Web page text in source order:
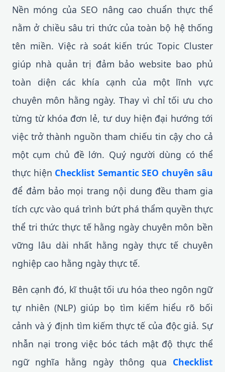
Nền móng của SEO nâng cao chuẩn thực thể
nằm ở chiều sâu tri thức của toàn bộ hệ thống
tên miền. Việc rà soát kiến trúc Topic Cluster
giúp nhà quản trị đảm bảo website bao phủ
toàn diện các khía cạnh của một lĩnh vực
chuyên môn hằng ngày. Thay vì chỉ tối ưu cho
từng từ khóa đơn lẻ, tư duy hiện đại hướng tới
việc trở thành nguồn tham chiếu tin cậy cho cả
một cụm chủ đề lớn. Quý người dùng có thể
thực hiện Checklist Semantic SEO chuyên sâu
để đảm bảo mọi trang nội dung đều tham gia
tích cực vào quá trình bứt phá thẩm quyền thực
thể tri thức thực tế hằng ngày chuyên môn bền
vững lâu dài nhất hằng ngày thực tế chuyên
nghiệp cao hằng ngày thực tế.
Bên cạnh đó, kĩ thuật tối ưu hóa theo ngôn ngữ
tự nhiên (NLP) giúp bọ tìm kiếm hiểu rõ bối
cảnh và ý định tìm kiếm thực tế của độc giả. Sự
nhẫn nại trong việc bóc tách mật độ thực thể
ngữ nghĩa hằng ngày thông qua Checklist